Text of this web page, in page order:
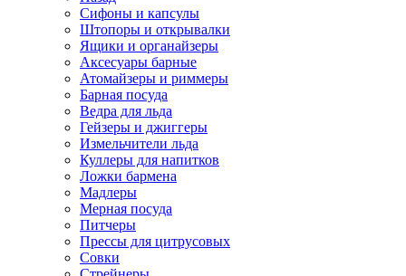
Сифоны и капсулы
Штопоры и открывалки
Ящики и органайзеры
Аксесуары барные
Атомайзеры и риммеры
Барная посуда
Ведра для льда
Гейзеры и джиггеры
Измельчители льда
Куллеры для напитков
Ложки бармена
Мадлеры
Мерная посуда
Питчеры
Прессы для цитрусовых
Совки